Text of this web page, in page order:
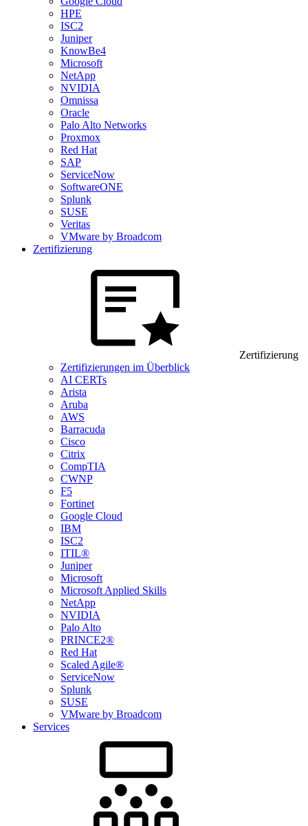
HPE
ISC2
Juniper
KnowBe4
Microsoft
NetApp
NVIDIA
Omnissa
Oracle
Palo Alto Networks
Proxmox
Red Hat
SAP
ServiceNow
SoftwareONE
Splunk
SUSE
Veritas
VMware by Broadcom
Zertifizierung
Zertifizierung
Zertifizierungen im Überblick
AI CERTs
Arista
Aruba
AWS
Barracuda
Cisco
Citrix
CompTIA
CWNP
F5
Fortinet
Google Cloud
IBM
ISC2
ITIL®
Juniper
Microsoft
Microsoft Applied Skills
NetApp
NVIDIA
Palo Alto
PRINCE2®
Red Hat
Scaled Agile®
ServiceNow
Splunk
SUSE
VMware by Broadcom
Services